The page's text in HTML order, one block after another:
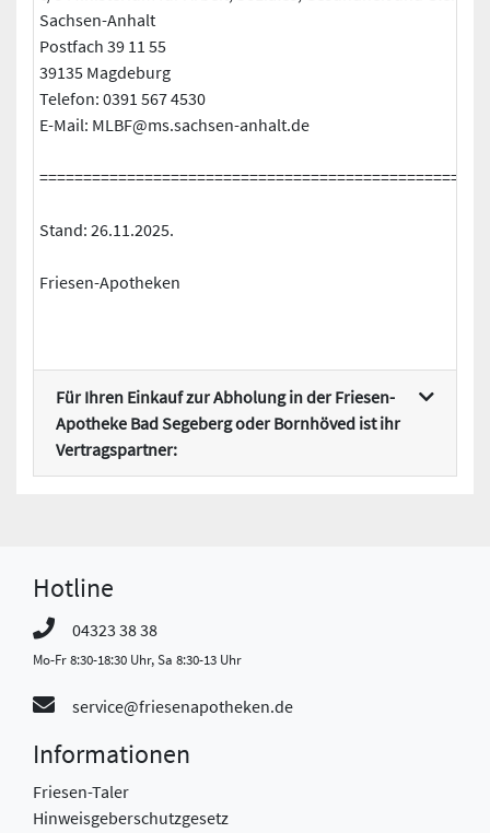
Sachsen-Anhalt
Postfach 39 11 55
39135 Magdeburg
Telefon: 0391 567 4530
E-Mail: MLBF@ms.sachsen-anhalt.de
Stand: 26.11.2025.
Friesen-Apotheken
Für Ihren Einkauf zur Abholung in der Friesen-
Apotheke Bad Segeberg oder Bornhöved ist ihr
Vertragspartner:
Hotline
04323 38 38
Mo-Fr 8:30-18:30 Uhr, Sa 8:30-13 Uhr
service@friesenapotheken.de
Informationen
Friesen-Taler
Hinweisgeberschutzgesetz